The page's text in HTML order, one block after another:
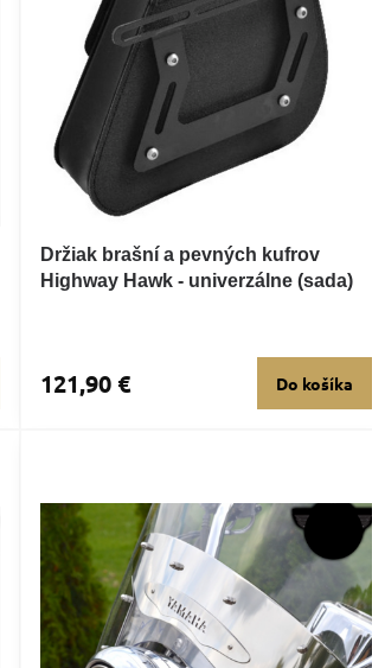
Držiak brašní a pevných kufrov
Highway Hawk - univerzálne (sada)
121,90 € Do košíka